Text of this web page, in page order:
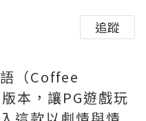
追蹤
（Coffee
本，讓PG遊戲玩